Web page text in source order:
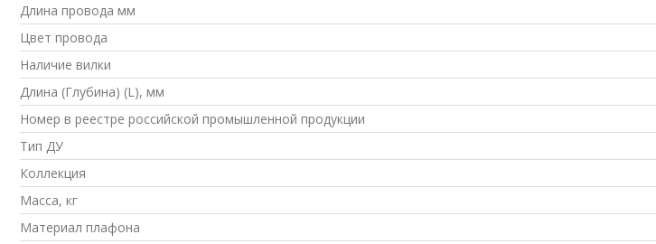
Длина провода мм
Цвет провода
Наличие вилки
Длина (Глубина) (L), мм
Номер в реестре российской промышленной продукции
Тип ДУ
Коллекция
Масса, кг
Материал плафона